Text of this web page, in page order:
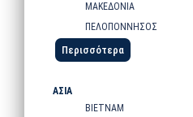
ΜΑΚΕΔΟΝΙΑ
ΠΕΛΟΠΟΝΝΗΣΟΣ
Περισσότερα
ΑΣΙΑ
ΒΙΕΤΝΑΜ